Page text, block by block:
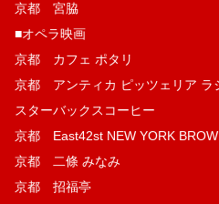
京都 宮脇
■オペラ映画
京都 カフェ ポタリ
京都 アンティカ ピッツェリア ラ
スターバックスコーヒー
京都 East42st NEW YORK
京都 二條 みなみ
京都 招福亭